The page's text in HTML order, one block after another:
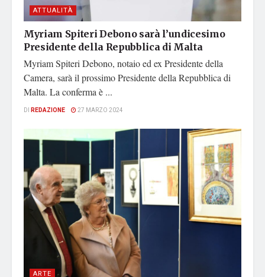
ATTUALITÀ
Myriam Spiteri Debono sarà l’undicesimo
Presidente della Repubblica di Malta
Myriam Spiteri Debono, notaio ed ex Presidente della
Camera, sarà il prossimo Presidente della Repubblica di
Malta. La conferma è ...
DI REDAZIONE 27 MARZO 2024
ARTE